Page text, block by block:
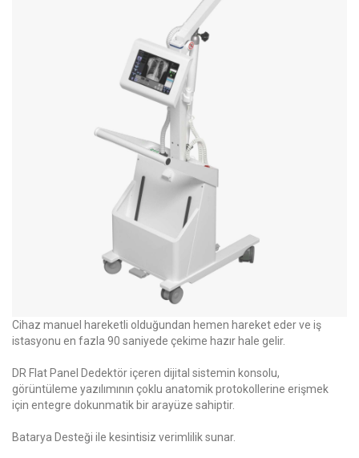
Cihaz manuel hareketli olduğundan hemen hareket eder ve iş
istasyonu en fazla 90 saniyede çekime hazır hale gelir.
DR Flat Panel Dedektör içeren dijital sistemin konsolu,
görüntüleme yazılımının çoklu anatomik protokollerine erişmek
için entegre dokunmatik bir arayüze sahiptir.
Batarya Desteği ile kesintisiz verimlilik sunar.